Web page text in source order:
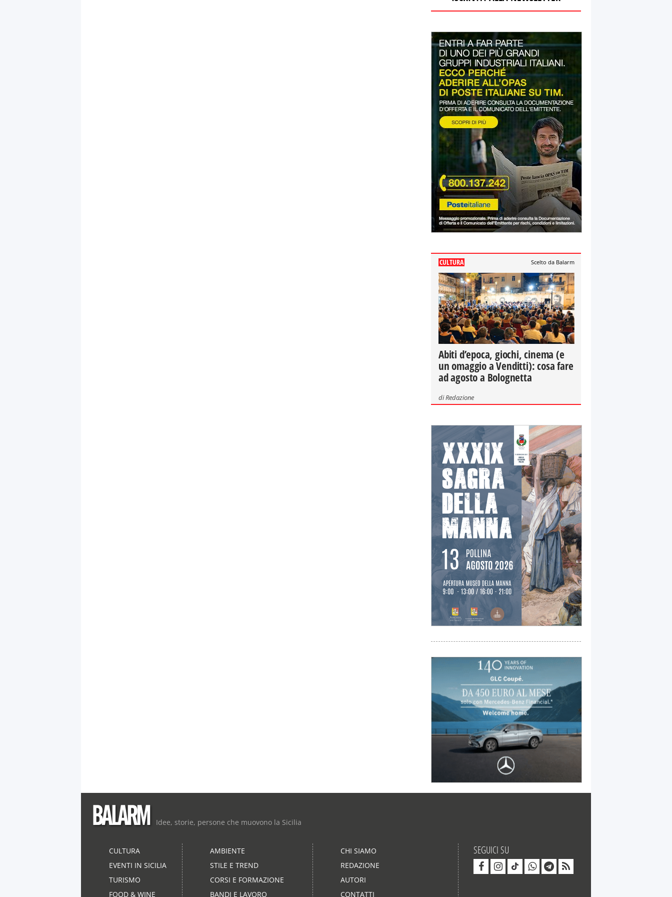
CULTURA Scelto da Balarm
Abiti d’epoca, giochi, cinema (e
un omaggio a Venditti): cosa fare
ad agosto a Bolognetta
diRedazione
Idee, storie, persone che muovono la Sicilia
CULTURA
EVENTI IN SICILIA
TURISMO
FOOD & WINE
AMBIENTE
STILE E TREND
CORSI E FORMAZIONE
BANDI E LAVORO
CHI SIAMO
REDAZIONE
AUTORI
CONTATTI
SEGUICI SU